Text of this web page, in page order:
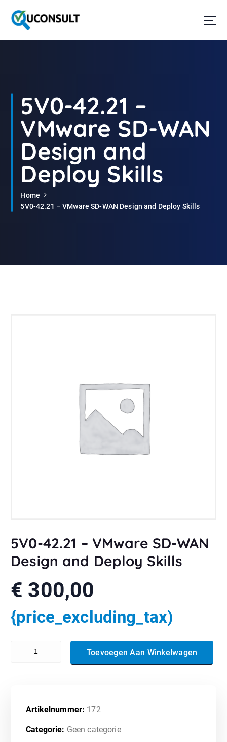
a
5V0-42.21 –
VMware SD-WAN
Design and
Deploy Skills
Home
5V0-42.21 – VMware SD-WAN Design and Deploy Skills
5V0-42.21 – VMware SD-WAN
Design and Deploy Skills
€ 300,00
{price_excluding_tax)
Toevoegen Aan Winkelwagen
Artikelnummer: 172
Categorie: Geen categorie